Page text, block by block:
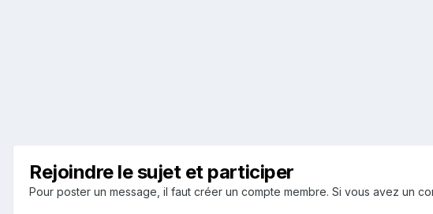
Rejoindre le sujet et participer
Pour poster un message, il faut créer un compte membre. Si vous avez un